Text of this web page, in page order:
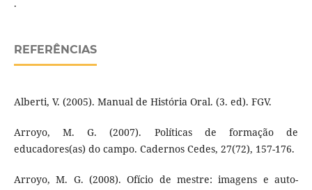
.
REFERÊNCIAS
Alberti, V. (2005). Manual de História Oral. (3. ed). FGV.
Arroyo, M. G. (2007). Políticas de formação de
educadores(as) do campo. Cadernos Cedes, 27(72), 157-176.
Arroyo, M. G. (2008). Ofício de mestre: imagens e auto-